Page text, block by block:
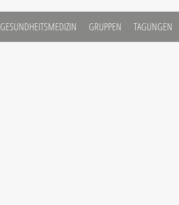
GESUNDHEITSMEDIZIN GRUPPEN TAGUNGEN